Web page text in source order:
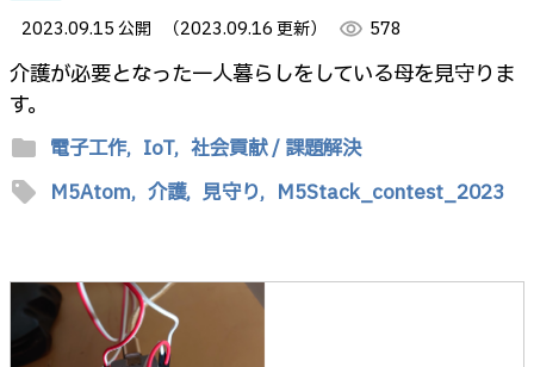
2023.09.15 公開
（2023.09.16 更新） visibility 578
介護が必要となった一人暮らしをしている母を見守りま
す。
folder 電子工作, IoT, 社会貢献 / 課題解決
sell M5Atom, 介護, 見守り, M5Stack_contest_2023